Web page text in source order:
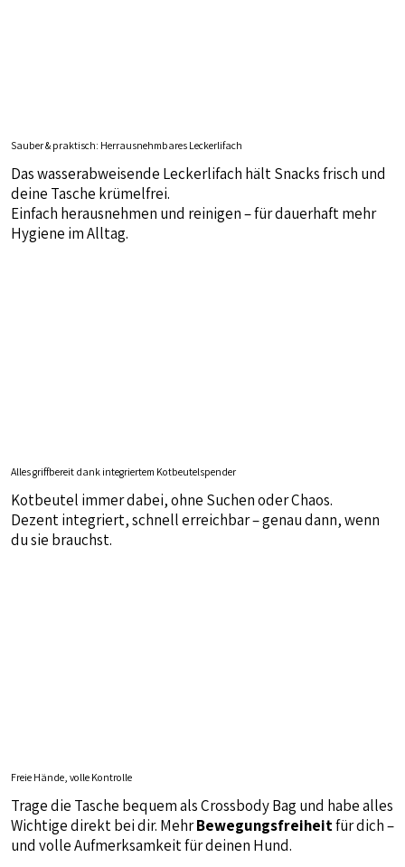
Sauber & praktisch: Herrausnehmbares Leckerlifach
Das wasserabweisende Leckerlifach hält Snacks frisch und
deine Tasche krümelfrei.
Einfach herausnehmen und reinigen – für dauerhaft mehr
Hygiene im Alltag.
Alles griffbereit dank integriertem Kotbeutelspender
Kotbeutel immer dabei, ohne Suchen oder Chaos.
Dezent integriert, schnell erreichbar – genau dann, wenn
du sie brauchst.
Freie Hände, volle Kontrolle
Trage die Tasche bequem als Crossbody Bag und habe alles
Wichtige direkt bei dir. MehrBewegungsfreiheitfür dich –
und volle Aufmerksamkeit für deinen Hund.